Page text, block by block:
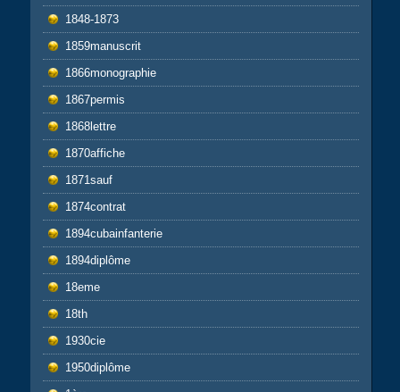
1848-1873
1859manuscrit
1866monographie
1867permis
1868lettre
1870affiche
1871sauf
1874contrat
1894cubainfanterie
1894diplôme
18eme
18th
1930cie
1950diplôme